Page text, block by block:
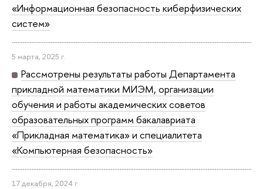
«Информационная безопасность киберфизических
систем»
5 марта, 2025 г.
Рассмотрены результаты работы Департамента
прикладной математики МИЭМ, организации
обучения и работы академических советов
образовательных программ бакалавриата
«Прикладная математика» и специалитета
«Компьютерная безопасность»
17 декабря, 2024 г.